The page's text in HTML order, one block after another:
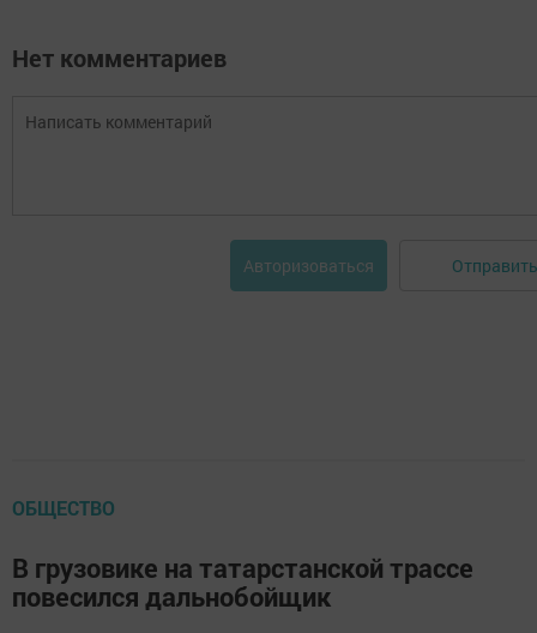
Нет комментариев
Авторизоваться Отправить
ОБЩЕСТВО
В грузовике на татарстанской трассе
повесился дальнобойщик